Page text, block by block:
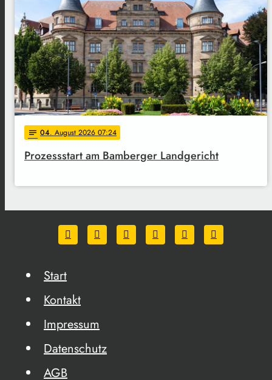
notes 04. August 2026 07:24
Prozessstart am Bamberger Landgericht
Start
Kontakt
Impressum
Datenschutz
AGB